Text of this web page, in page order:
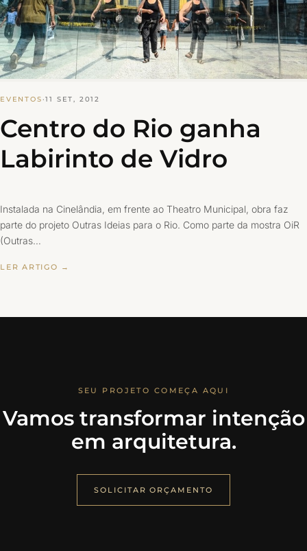
EVENTOS·11 SET, 2012
Centro do Rio ganha
Labirinto de Vidro
Instalada na Cinelândia, em frente ao Theatro Municipal, obra faz
parte do projeto Outras Ideias para o Rio. Como parte da mostra OiR
(Outras…
LER ARTIGO →
SEU PROJETO COMEÇA AQUI
Vamos transformar intenção
em arquitetura.
SOLICITAR ORÇAMENTO